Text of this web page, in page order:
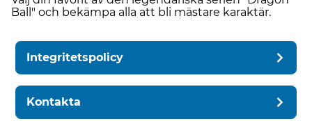
Ball" och bekämpa alla att bli mästare karaktär.
Integritetspolicy
Kontakta